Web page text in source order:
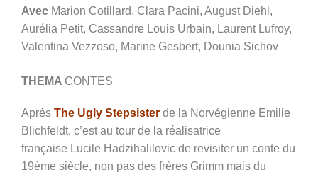
Avec Marion Cotillard, Clara Pacini, August Diehl,
Aurélia Petit, Cassandre Louis Urbain, Laurent Lufroy,
Valentina Vezzoso, Marine Gesbert, Dounia Sichov
THEMA CONTES
Après The Ugly Stepsister de la Norvégienne Emilie
Blichfeldt, c’est au tour de la réalisatrice
française Lucile Hadzihalilovic de revisiter un conte du
19ème siècle, non pas des frères Grimm mais du